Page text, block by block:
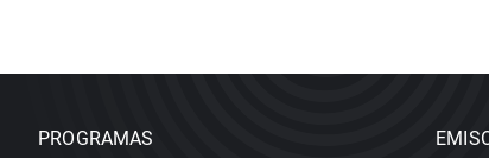
PROGRAMAS